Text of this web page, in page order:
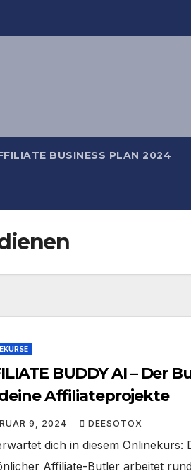
BUSINESS PLAN 2024
BUDDY AI – Der
Affiliateprojekte
9, 2024 DEESOTOX
dich in diesem Onlinekurs:
Affiliate-Butler arbeitet